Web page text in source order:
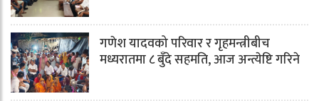
गणेश यादवको परिवार र गृहमन्त्रीबीच
मध्यरातमा ८ बुँदे सहमति, आज अन्त्येष्टि गरिने